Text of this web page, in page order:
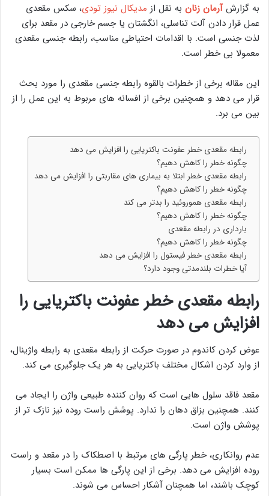
به گزارشآرمان زنان به نقل از مدیکال نیوز تودی، سکس مقعدی
عمل قرار دادن آلت تناسلی، انگشتان یا جسم خارجی در مقعد برای
لذت جنسی است. با اقدامات احتیاطی مناسب، رابطه جنسی مقعدی
معمولا بی خطر است.
این مقاله برخی از خطرات بالقوه رابطه جنسی مقعدی را مورد بحث
قرار می دهد و همچنین برخی از افسانه های مربوط به این عمل را از
بین می برد.
رابطه مقعدی خطر عفونت باکتریایی را افزایش می دهد
چگونه خطر را کاهش دهیم؟
رابطه مقعدی خطر ابتلا به بیماری های مقاربتی را افزایش می دهد
چگونه خطر را کاهش دهیم؟
رابطه مقعدی هموروئید را بدتر می کند
چگونه خطر را کاهش دهیم؟
بارداری در رابطه مقعدی
چگونه خطر را کاهش دهیم؟
رابطه مقعدی خطر فیستول را افزایش می دهد
آیا خطرات بلندمدتی وجود دارد؟
رابطه مقعدی خطر عفونت باکتریایی را
افزایش می دهد
عوض کردن کاندوم در صورت حرکت از رابطه مقعدی به رابطه واژینال،
از وارد کردن اشکال مختلف باکتریایی به هر یک جلوگیری می کند.
مقعد فاقد سلول هایی است که روان کننده طبیعی واژن را ایجاد می
کنند. همچنین بزاق دهان را ندارد. پوشش راست روده نیز نازک تر از
پوشش واژن است.
عدم روانکاری، خطر پارگی های مرتبط با اصطکاک را در مقعد و راست
روده افزایش می دهد. برخی از این پارگی ها ممکن است بسیار
کوچک باشند، اما همچنان آشکار احساس می شوند.